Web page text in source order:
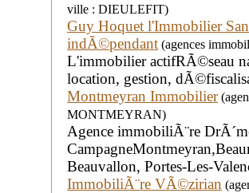
ville : DIEULEFIT)
Guy Hoquet l'Immobilier
indÃ©pendant (agences
L'immobilier actifRÃ©seau
location, gestion,
Montmeyran Immobilier
MONTMEYRAN)
Agence immobiliÃ¨re
Beauvallon, Portes-Les-
ImmobiliÃ¨re VÃ©zirian